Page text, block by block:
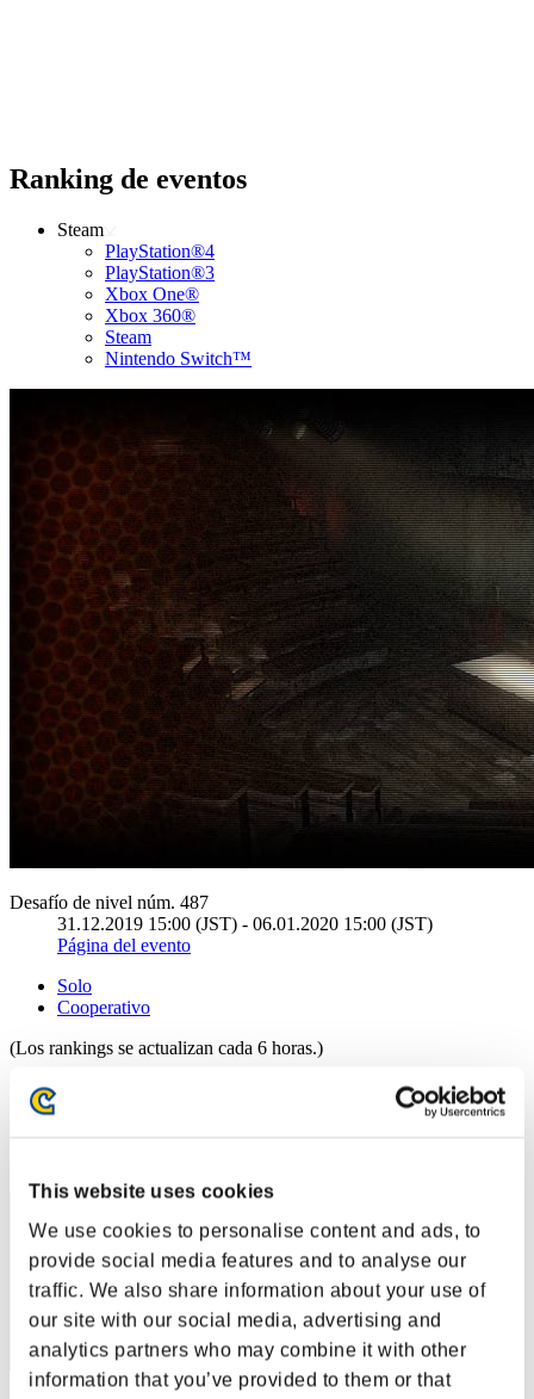
This website uses cookies
We use cookies to personalise content and ads, to
provide social media features and to analyse our
traffic. We also share information about your use of
our site with our social media, advertising and
analytics partners who may combine it with other
information that you’ve provided to them or that
Ranking de eventos
Steam
PlayStation®4
PlayStation®3
Xbox One®
Xbox 360®
Steam
Nintendo Switch™
Desafío de nivel núm. 487
31.12.2019 15:00 (JST) - 06.01.2020 15:00 (JST)
Página del evento
Solo
Cooperativo
(Los rankings se actualizan cada 6 horas.)
Rankings
Posición